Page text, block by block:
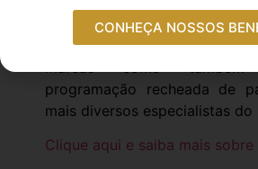
O evento traz um dia
técnico exclusivo, tanto em
marcas como
programação recheada de
mais diversos especialistas do
Clique aqui e saiba mais sobre
CONHEÇA NOSSOS